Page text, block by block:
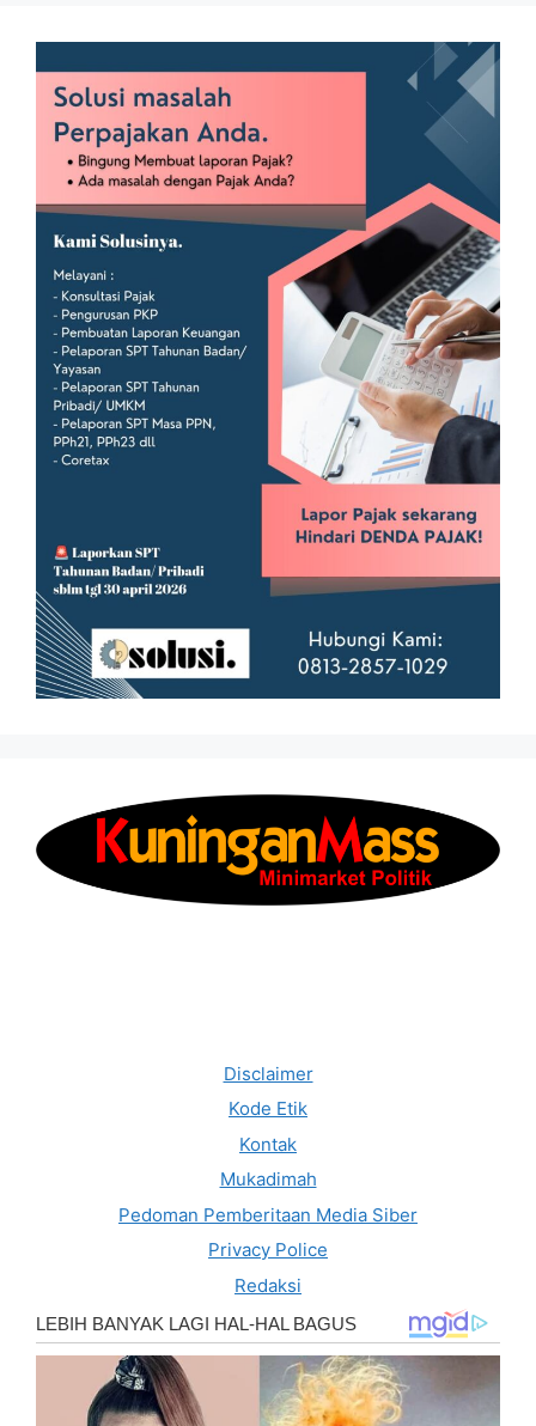
Disclaimer
Kode Etik
Kontak
Mukadimah
Pedoman Pemberitaan Media Siber
Privacy Police
Redaksi